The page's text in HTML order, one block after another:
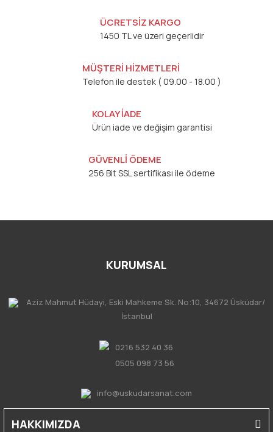
ÜCRETSİZ KARGO
1450 TL ve üzeri geçerlidir
MÜŞTERİ HİZMETLERİ
Telefon ile destek ( 09.00 - 18.00 )
KOLAY İADE
Ürün iade ve değişim garantisi
GÜVENLİ ÖDEME
256 Bit SSL sertifikası ile ödeme
KURUMSAL
Aziz Mahmut Hüdayi, Eski Mahkeme Sk. No:10, 34672 Üsküdar/
İstanbul
0216 532 40 36
0505 098 73 56
info@uskudarsanat.com
HAKKIMIZDA